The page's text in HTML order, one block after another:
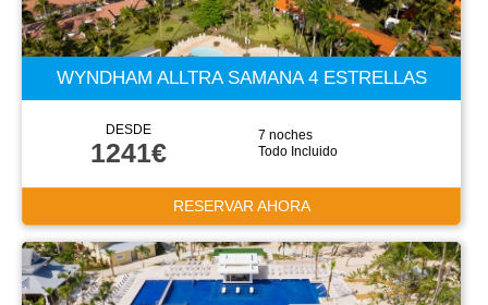
WYNDHAM ALLTRA SAMANA 4 ESTRELLAS
DESDE
1241€
7 noches
Todo Incluido
RESERVAR AHORA